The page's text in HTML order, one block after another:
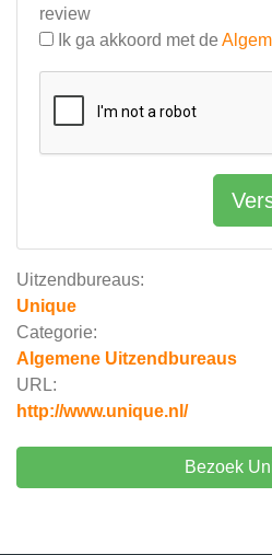
Uitzendbureaus:
Unique
Categorie:
Algemene Uitzendbureaus
URL:
http://www.unique.nl/
Bezoek
review
Ik ga akkoord met de